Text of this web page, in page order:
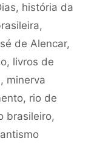
, história da
,
de Alencar,
, livros de
, minerva
, rio de
brasileiro,